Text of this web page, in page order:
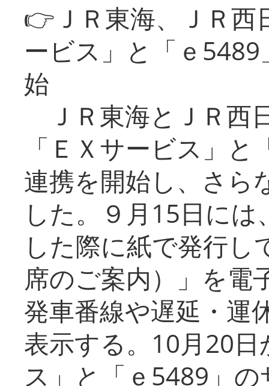
👉ＪＲ東海、ＪＲ
ービス」と「ｅ
始
ＪＲ東海とＪＲ西
「ＥＸサービス」
連携を開始し、さら
した。９月15日に
した際に紙で発行し
席のご案内）」を電
発車番線や遅延・運
表示する。10月20
ス」と「ｅ5489」